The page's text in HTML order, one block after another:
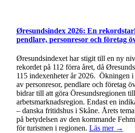
Øresundsindex 2026: En
pendlare, personresor och företag
Øresundsindexet har stigit till en ny
rekordet på 112 förra året, då
115 indexenheter år 2026. Ökningen
av personresor, pendlare och företag
bidrar till att göra Öresundsregionen
arbetsmarknadsregion. Endast en
– danska fritidshus i Skåne. Årets
på betydelsen av den kommande
för turismen i regionen. Läs mer →